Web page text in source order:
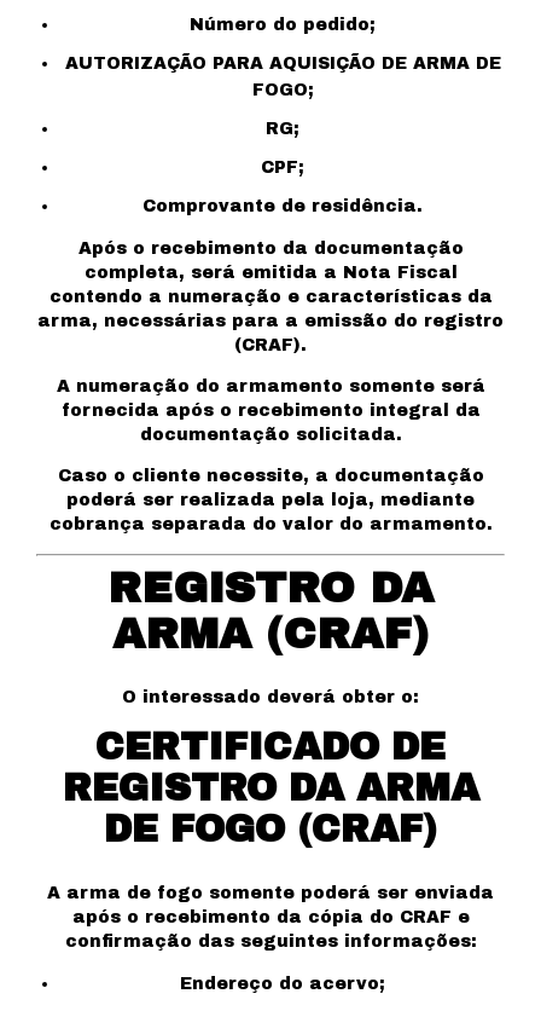
Número do pedido;
AUTORIZAÇÃO PARA AQUISIÇÃO DE ARMA DE
FOGO;
RG;
CPF;
Comprovante de residência.
Após o recebimento da documentação
completa, será emitida a Nota Fiscal
contendo a numeração e características da
arma, necessárias para a emissão do registro
(CRAF).
A numeração do armamento somente será
fornecida após o recebimento integral da
documentação solicitada.
Caso o cliente necessite, a documentação
poderá ser realizada pela loja, mediante
cobrança separada do valor do armamento.
REGISTRO DA
ARMA (CRAF)
O interessado deverá obter o:
CERTIFICADO DE
REGISTRO DA ARMA
DE FOGO (CRAF)
A arma de fogo somente poderá ser enviada
após o recebimento da cópia do CRAF e
confirmação das seguintes informações:
Endereço do acervo;